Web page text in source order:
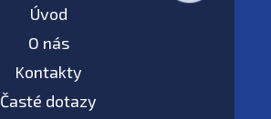
Úvod
O nás
Kontakty
Časté dotazy